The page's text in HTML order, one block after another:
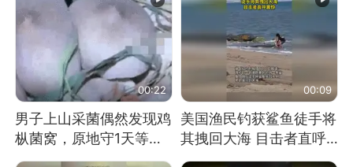
00:22
男子上山采菌偶然发现鸡
枞菌窝，原地守1天等它
长大：挖了140多朵
00:09
美国渔民钓获鲨鱼徒手将
其拽回大海 目击者直呼
震惊 （视频来源：参考